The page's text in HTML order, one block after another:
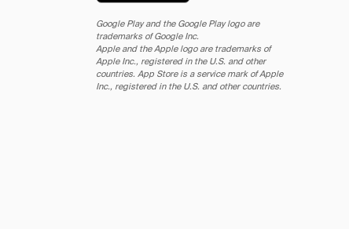
Google Play and the Google Play logo are
trademarks of Google Inc.
Apple and the Apple logo are trademarks of
Apple Inc., registered in the U.S. and other
countries. App Store is a service mark of Apple
Inc., registered in the U.S. and other countries.